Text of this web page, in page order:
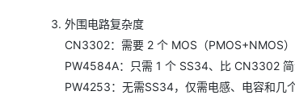
外围电路复杂度
CN3302：需要 2 个 MOS（PMOS+NMOS
PW4584A：只需 1 个 SS34、比 CN3302 简
PW4253：无需SS34，仅需电感、电容和几